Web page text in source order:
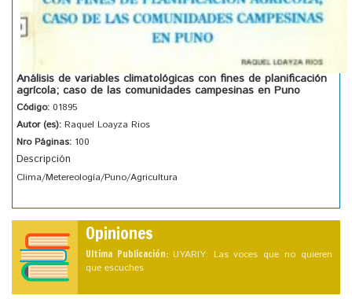
Análisis de variables climatológicas con fines de planificación
agrícola; caso de las comunidades campesinas en Puno
Código: 01895
Autor (es): Raquel Loayza Rios
Nro Páginas: 100
Descripción
Clima/Metereología/Puno/Agricultura
Opiniones
Ultima Publicación: UYARIY: Las voces que no quieren
que escuches